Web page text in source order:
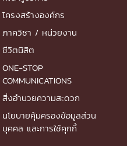
โครงสร้างองค์กร
ภาควิชา / หน่วยงาน
ชีวิตนิสิต
ONE-STOP
COMMUNICATIONS
สิ่งอำนวยความสะดวก
นโยบายคุ้มครองข้อมูลส่วน
บุคคล และการใช้คุกกี้